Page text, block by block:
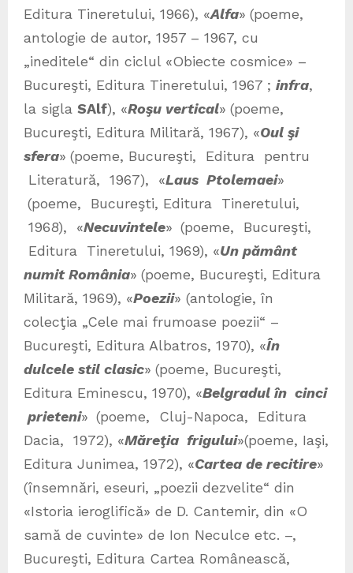
Editura Tineretului, 1966), «Alfa» (poeme,
antologie de autor, 1957 – 1967, cu
„ineditele“ din ciclul «Obiecte cosmice» –
Bucureşti, Editura Tineretului, 1967 ; infra,
la sigla SAlf), «Roşu vertical» (poeme,
Bucureşti, Editura Militară, 1967), «Oul şi
sfera» (poeme, Bucureşti, Editura pentru
Literatură, 1967), «Laus Ptolemaei»
(poeme, Bucureşti, Editura Tineretului,
1968), «Necuvintele» (poeme, Bucureşti,
Editura Tineretului, 1969), «Un pământ
numit România» (poeme, Bucureşti, Editura
Militară, 1969), «Poezii» (antologie, în
colecţia „Cele mai frumoase poezii“ –
Bucureşti, Editura Albatros, 1970), «În
dulcele stil clasic» (poeme, Bucureşti,
Editura Eminescu, 1970), «Belgradul în cinci
prieteni» (poeme, Cluj-Napoca, Editura
Dacia, 1972), «Măreţia frigului»(poeme, Iaşi,
Editura Junimea, 1972), «Cartea de recitire»
(însemnări, eseuri, „poezii dezvelite“ din
«Istoria ieroglifică» de D. Cantemir, din «O
samă de cuvinte» de Ion Neculce etc. –,
Bucureşti, Editura Cartea Românească,